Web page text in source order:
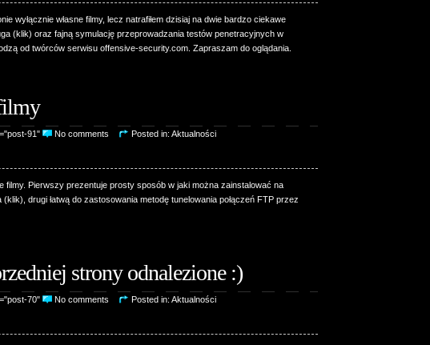
wyłącznie własne filmy, lecz natrafiłem dzisiaj na dwie bardzo ciekawe
(klik) oraz fajną symulację przeprowadzania testów penetracyjnych w
od twórców serwisu offensive-security.com. Zapraszam do oglądania.
91" No comments Posted in: Aktualności
filmy. Pierwszy prezentuje prosty sposób w jaki można zainstalować na
drugi łatwą do zastosowania metodę tunelowania połączeń FTP przez
strony odnalezione :)
70" No comments Posted in: Aktualności